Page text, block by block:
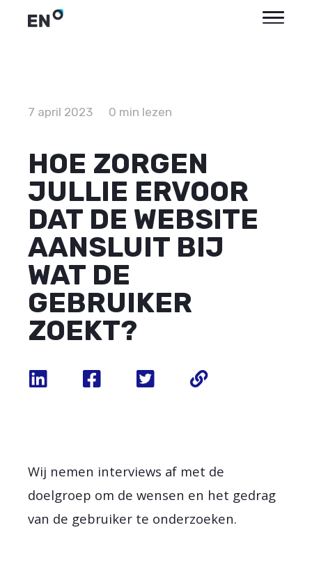
7 april 2023 0 min lezen
HOE ZORGEN
JULLIE ERVOOR
DAT DE WEBSITE
AANSLUIT BIJ
WAT DE
GEBRUIKER
ZOEKT?
Wij nemen interviews af met de
doelgroep om de wensen en het gedrag
van de gebruiker te onderzoeken.